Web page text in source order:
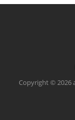
Copyright © 2026